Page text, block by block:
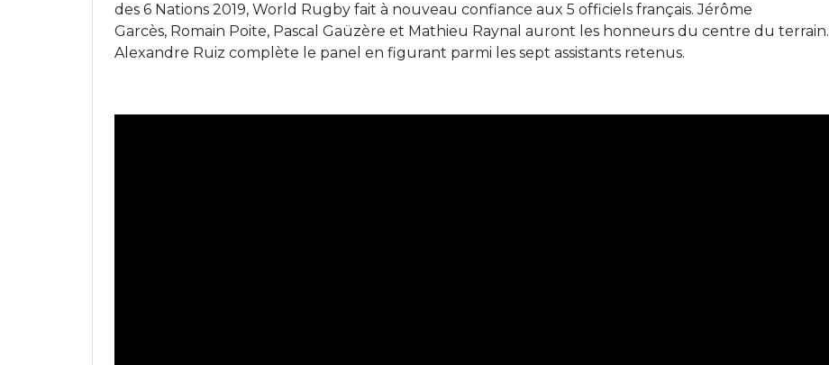
des 6 Nations 2019, World Rugby fait à nouveau confiance aux 5 officiels français. Jérôme
Garcès, Romain Poite, Pascal Gaüzère et Mathieu Raynal auront les honneurs du centre du terrain.
Alexandre Ruiz complète le panel en figurant parmi les sept assistants retenus.